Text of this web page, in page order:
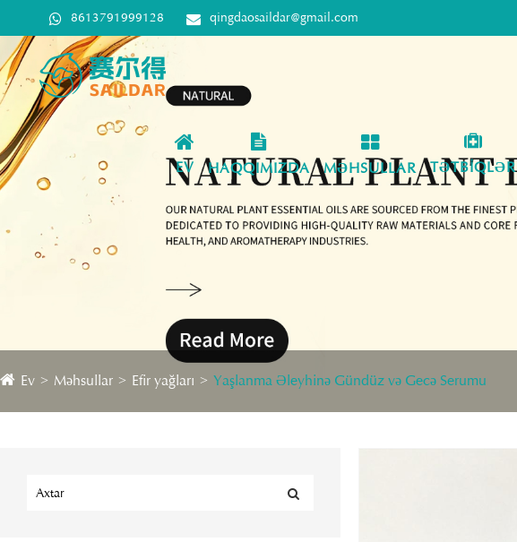
8613791999128 qingdaosaildar@gmail.com
EV HAQQIMIZDA MƏHSULLAR TƏTBIQLƏR
Ev Məhsullar Efir yağları Yaşlanma Əleyhinə Gündüz və Gecə Serumu